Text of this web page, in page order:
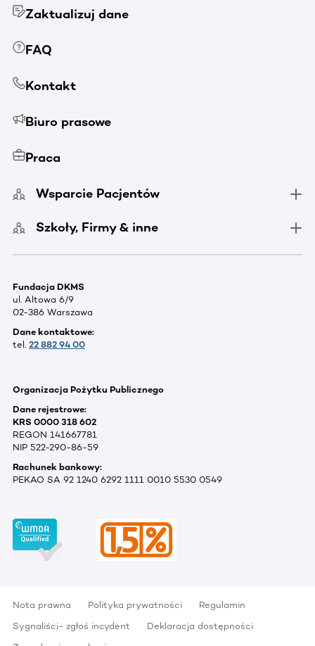
Zaktualizuj dane
FAQ
Kontakt
Biuro prasowe
Praca
Wsparcie Pacjentów
Szkoły, Firmy & inne
Fundacja DKMS
ul. Altowa 6/9
02-386 Warszawa
Dane kontaktowe:
tel. 22 882 94 00
Organizacja Pożytku Publicznego
Dane rejestrowe:
KRS 0000 318 602
REGON 141667781
NIP 522-290-86-59
Rachunek bankowy:
PEKAO SA 92 1240 6292 1111 0010 5530 0549
Nota prawna Polityka prywatności
Regulamin
Sygnaliści- zgłoś incydent
Deklaracja dostępności